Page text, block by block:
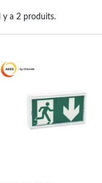
Il y a 2 produits.